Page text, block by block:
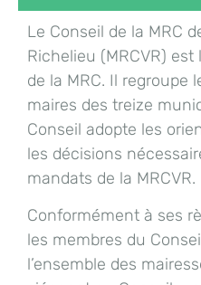
Le Conseil de la MRC
Richelieu (MRCVR)
de la MRC. Il regroupe
maires des treize
Conseil adopte les
les décisions
mandats de la MRCVR.
Conformément à ses
les membres du
l’ensemble des